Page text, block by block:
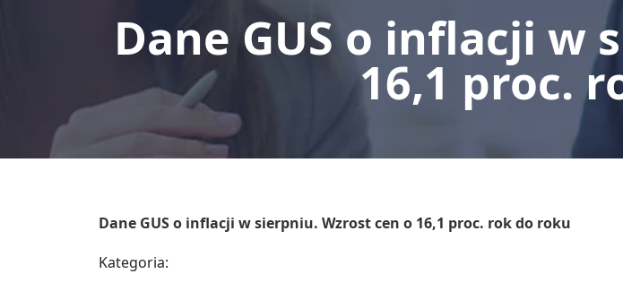
Dane GUS o inflacji w
16,1 proc.
Dane GUS o inflacji w sierpniu. Wzrost cen o 16,1 proc. rok do roku
Kategoria: